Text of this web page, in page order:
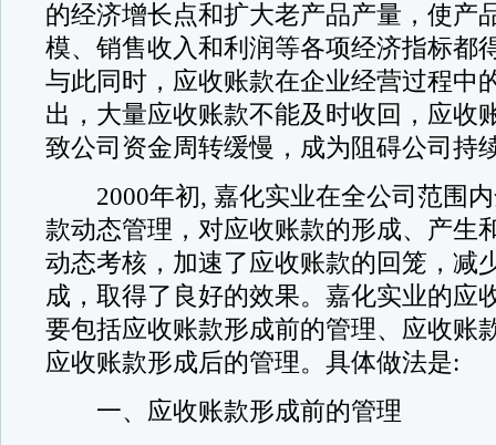
的经济增长点和扩大老产品产量，使产
模、销售收入和利润等各项经济指标都
与此同时，应收账款在企业经营过程中
出，大量应收账款不能及时收回，应收
致公司资金周转缓慢，成为阻碍公司持
2000年初, 嘉化实业在全公司范围内
款动态管理，对应收账款的形成、产生
动态考核，加速了应收账款的回笼，减
成，取得了良好的效果。嘉化实业的应
要包括应收账款形成前的管理、应收账
应收账款形成后的管理。具体做法是:
一、应收账款形成前的管理